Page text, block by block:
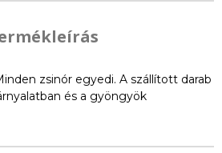
zsinór egyedi. A szállított darab
és a gyöngyök